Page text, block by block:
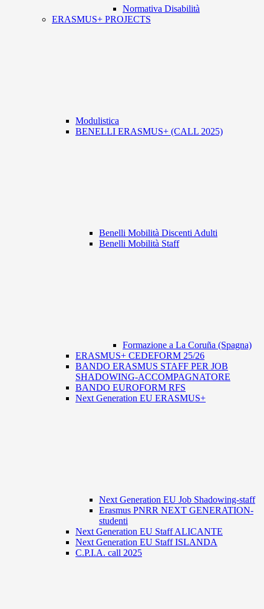
Normativa Disabilità
ERASMUS+ PROJECTS
Modulistica
BENELLI ERASMUS+ (CALL 2025)
Benelli Mobilità Discenti Adulti
Benelli Mobilità Staff
Formazione a La Coruña (Spagna)
ERASMUS+ CEDEFORM 25/26
BANDO ERASMUS STAFF PER JOB
SHADOWING-ACCOMPAGNATORE
BANDO EUROFORM RFS
Next Generation EU ERASMUS+
Next Generation EU Job Shadowing-staff
Erasmus PNRR NEXT GENERATION-
studenti
Next Generation EU Staff ALICANTE
Next Generation EU Staff ISLANDA
C.P.I.A. call 2025